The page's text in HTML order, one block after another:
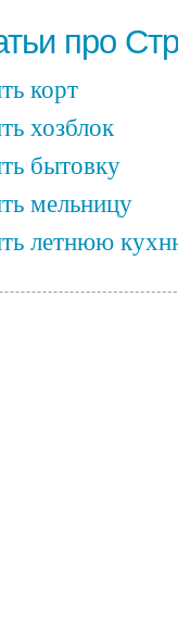
про
корт
хозблок
бытовку
мельницу
летнюю